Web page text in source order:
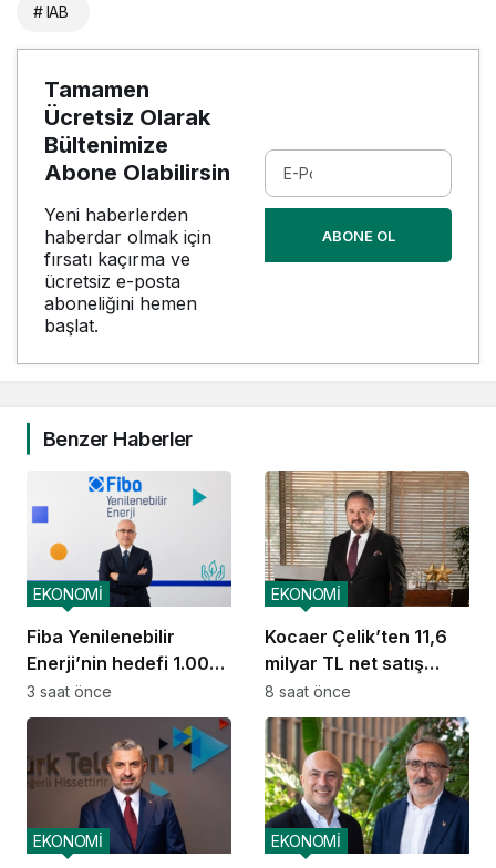
# IAB
Tamamen
Ücretsiz Olarak
Bültenimize
Abone Olabilirsin
Yeni haberlerden
haberdar olmak için
fırsatı kaçırma ve
ücretsiz e-posta
aboneliğini hemen
başlat.
ABONE OL
Benzer Haberler
Fiba Yenilenebilir
Enerji’nin hedefi 1.000
MW
EKONOMİ
3 saat önce
Kocaer Çelik’ten 11,6
milyar TL net satış
geliri
EKONOMİ
8 saat önce
EKONOMİ EKONOMİ